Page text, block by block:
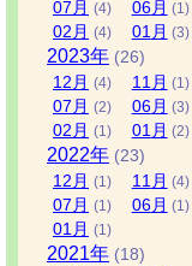
07 月 (4) 06月 (1)
02 月 (4) 01 月 (3)
2023年 (26)
12 月 (4) 11 月 (1)
07 月 (2) 06月 (3)
02 月 (1) 01 月 (2)
2022年 (23)
12 月 (1) 11 月 (4)
07 月 (1) 06月 (1)
01 月 (1)
2021年 (18)